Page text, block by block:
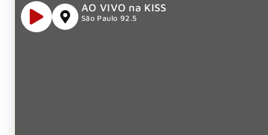
AO VIVO na KISS
São Paulo 92.5